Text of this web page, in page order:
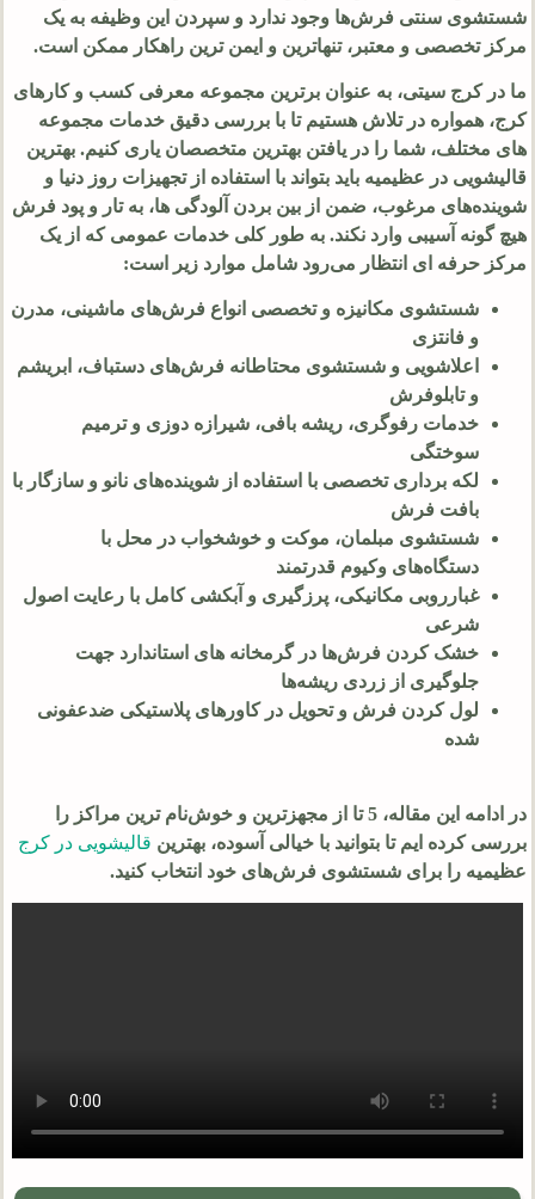
شستشوی سنتی فرش‌ها وجود ندارد و سپردن این وظیفه به یک
مرکز تخصصی و معتبر، تنهاترین و ایمن‌ ترین راهکار ممکن است.
ما در کرج سیتی، به عنوان برترین مجموعه معرفی کسب و کارهای
کرج، همواره در تلاش هستیم تا با بررسی دقیق خدمات مجموعه‌
های مختلف، شما را در یافتن بهترین متخصصان یاری کنیم. بهترین
قالیشویی در عظیمیه باید بتواند با استفاده از تجهیزات روز دنیا و
شوینده‌های مرغوب، ضمن از بین بردن آلودگی‌ ها، به تار و پود فرش
هیچ‌ گونه آسیبی وارد نکند. به طور کلی خدمات عمومی که از یک
مرکز حرفه‌ ای انتظار می‌رود شامل موارد زیر است:
شستشوی مکانیزه و تخصصی انواع فرش‌های ماشینی، مدرن
و فانتزی
اعلاشویی و شستشوی محتاطانه فرش‌های دستباف، ابریشم
و تابلوفرش
خدمات رفوگری، ریشه‌ بافی، شیرازه دوزی و ترمیم
سوختگی
لکه‌ برداری تخصصی با استفاده از شوینده‌های نانو و سازگار با
بافت فرش
شستشوی مبلمان، موکت و خوشخواب در محل با
دستگاه‌های وکیوم قدرتمند
غبارروبی مکانیکی، پرزگیری و آبکشی کامل با رعایت اصول
شرعی
خشک کردن فرش‌ها در گرمخانه‌ های استاندارد جهت
جلوگیری از زردی ریشه‌ها
لول کردن فرش و تحویل در کاورهای پلاستیکی ضدعفونی‌
شده
در ادامه این مقاله، 5 تا از مجهزترین و خوش‌نام‌ ترین مراکز را
بررسی کرده‌ ایم تا بتوانید با خیالی آسوده، بهترین قالیشویی در کرج
عظیمیه را برای شستشوی فرش‌های خود انتخاب کنید.